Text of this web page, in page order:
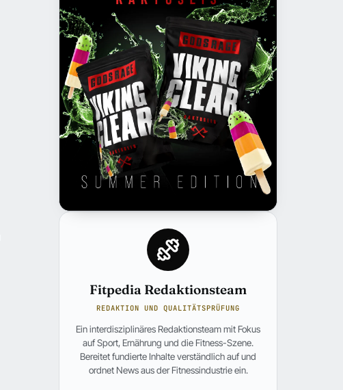
Fitpedia Redaktionsteam
REDAKTION UND QUALITÄTSPRÜFUNG
Ein interdisziplinäres Redaktionsteam mit Fokus
auf Sport, Ernährung und die Fitness-Szene.
Bereitet fundierte Inhalte verständlich auf und
ordnet News aus der Fitnessindustrie ein.